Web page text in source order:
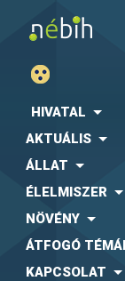
HIVATAL
AKTUÁLIS
ÁLLAT
ÉLELMISZER
NÖVÉNY
ÁTFOGÓ
KAPCSOLAT